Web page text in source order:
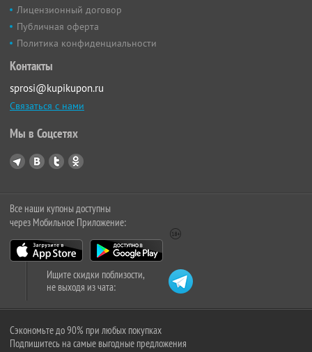
Лицензионный договор
Публичная оферта
Политика конфиденциальности
Контакты
sprosi@kupikupon.ru
Связаться с нами
Мы в Соцсетях
Все наши купоны доступны
через Мобильное Приложение:
Ищите скидки поблизости,
не выходя из чата:
Сэкономьте до 90% при любых покупках
Подпишитесь на самые выгодные предложения